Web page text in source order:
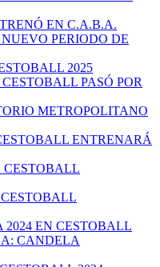
EN C.A.B.A.
PERIODO DE
2025
PASÓ POR
METROPOLITANO
ENTRENARÁ
CESTOBALL
2024 EN CESTOBALL
CANDELA